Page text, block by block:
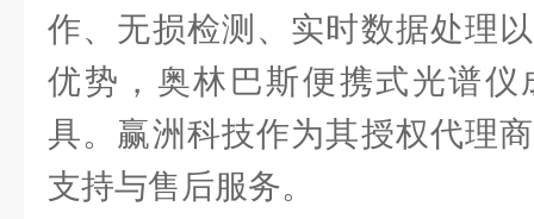
作、无损检测、实时数据处理
优势，奥林巴斯便携式光谱仪
具。赢洲科技作为其授权代理
支持与售后服务。